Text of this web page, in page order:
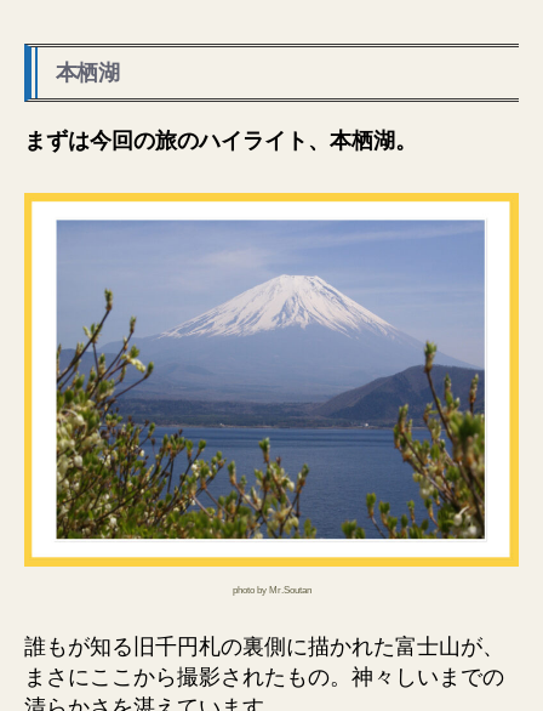
本栖湖
まずは今回の旅のハイライト、本栖湖。
photo by Mr.Soutan
誰もが知る旧千円札の裏側に描かれた富士山が、
まさにここから撮影されたもの。神々しいまでの